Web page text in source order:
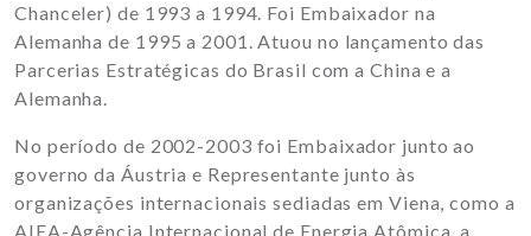
Chanceler) de 1993 a 1994. Foi Embaixador na
Alemanha de 1995 a 2001. Atuou no lançamento das
Parcerias Estratégicas do Brasil com a China e a
Alemanha.
No período de 2002-2003 foi Embaixador junto ao
governo da Áustria e Representante junto às
organizações internacionais sediadas em Viena, como a
AIEA-Agência Internacional de Energia Atômica, a